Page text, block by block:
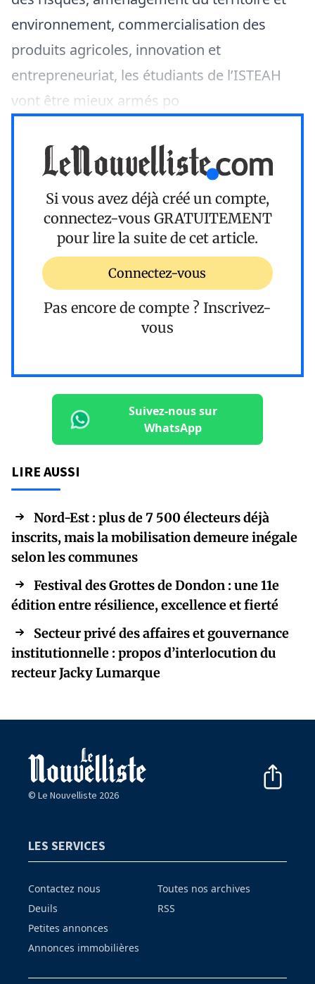
environnement, commercialisation des
produits agricoles, innovation et
entrepreneuriat, les étudiants de l’ISTEAH
vont être mieux armés po
Si vous avez déjà créé un compte,
connectez-vous GRATUITEMENT
pour lire la suite de cet article.
Connectez-vous
Pas encore de compte ? Inscrivez-
vous
Suivez-nous sur
WhatsApp
LIRE AUSSI
Nord-Est : plus de 7 500 électeurs déjà
inscrits, mais la mobilisation demeure inégale
selon les communes
Festival des Grottes de Dondon : une 11e
édition entre résilience, excellence et fierté
Secteur privé des affaires et gouvernance
institutionnelle : propos d’interlocution du
recteur Jacky Lumarque
© Le Nouvelliste 2026
LES SERVICES
Contactez nous
Deuils
Petites annonces
Annonces immobilières
Toutes nos archives
RSS